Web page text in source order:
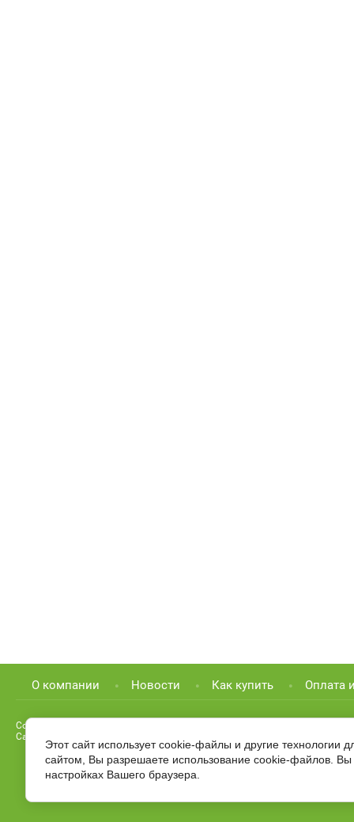
О компании Новости Как купить Оплата
Copyright © 2012 - 2026
Садовая Лавка
Этот сайт использует cookie-файлы и другие технологии
сайтом, Вы разрешаете использование cookie-файлов.
настройках Вашего браузера.